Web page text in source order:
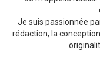
Je suis passionnée
rédaction, la